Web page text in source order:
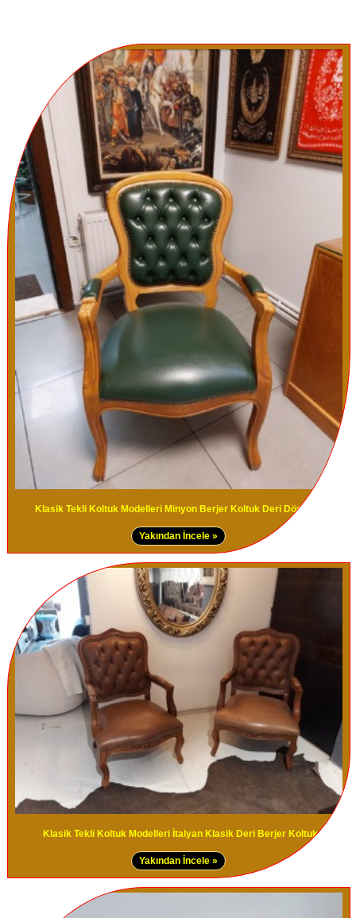
Klasik Tekli Koltuk Modelleri Minyon Berjer Koltuk Deri Döşemeli
Yakından İncele »
Klasik Tekli Koltuk Modelleri İtalyan Klasik Deri Berjer Koltuk
Yakından İncele »